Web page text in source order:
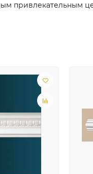
привлекательным